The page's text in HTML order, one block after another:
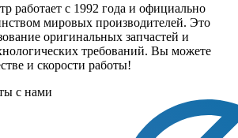
работает с 1992 года и официально
мировых производителей. Это
оригинальных запчастей и
требований. Вы можете
и скорости работы!
с нами